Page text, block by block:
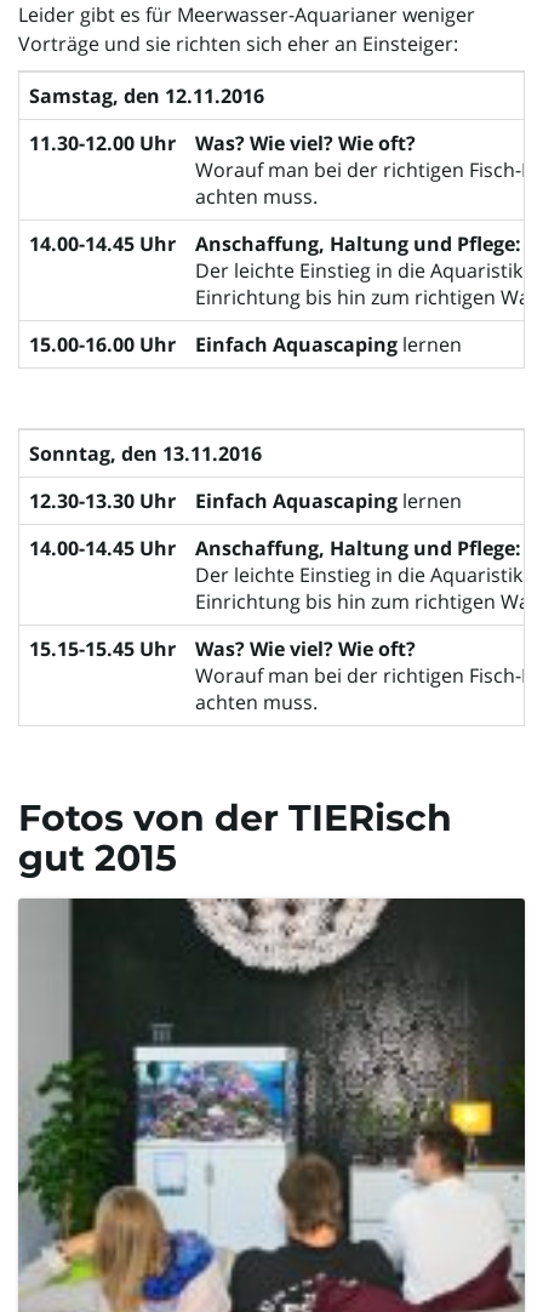
i
o
n
u
m
Leider gibt es für Meerwasser-Aquarianer weniger
Vorträge und sie richten sich eher an Einsteiger:
Samstag, den 12.11.2016
11.30-12.00 Uhr
Was? Wie viel? Wie oft?
Worauf man bei der richtigen Fisch-
achten muss.
14.00-14.45 Uhr
Anschaffung, Haltung und Pflege:
Der leichte Einstieg in die Aquaristik
Einrichtung bis hin zum richtigen
15.00-16.00 Uhr
Einfach Aquascaping lernen
Sonntag, den 13.11.2016
12.30-13.30 Uhr
Einfach Aquascaping lernen
14.00-14.45 Uhr
Anschaffung, Haltung und Pflege:
Der leichte Einstieg in die Aquaristik
Einrichtung bis hin zum richtigen
15.15-15.45 Uhr
Was? Wie viel? Wie oft?
Worauf man bei der richtigen Fisch-
achten muss.
Fotos von der TIERisch
gut 2015